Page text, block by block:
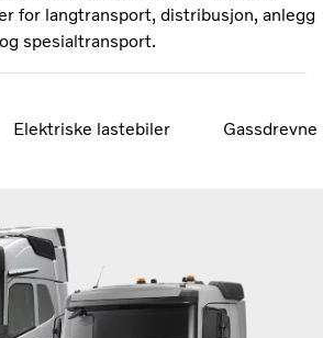
for langtransport, distribusjon, anlegg
og spesialtransport.
Elektriske lastebiler